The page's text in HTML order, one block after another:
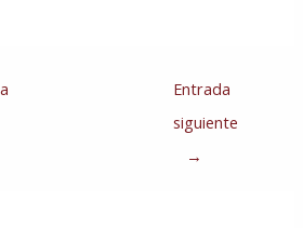
Entrada
siguiente
→